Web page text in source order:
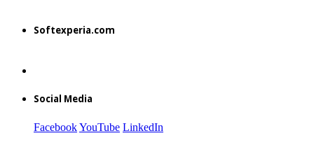
Softexperia.com
Social Media
FacebookYouTube LinkedIn